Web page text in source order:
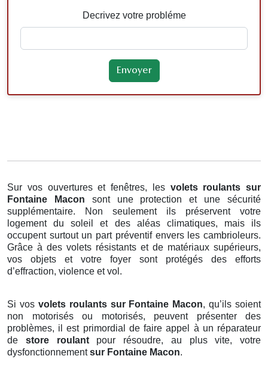
Decrivez votre probléme
Sur vos ouvertures et fenêtres, les volets roulants sur
Fontaine Macon sont une protection et une sécurité
supplémentaire. Non seulement ils préservent votre
logement du soleil et des aléas climatiques, mais ils
occupent surtout un part préventif envers les cambrioleurs.
Grâce à des volets résistants et de matériaux supérieurs,
vos objets et votre foyer sont protégés des efforts
d’effraction, violence et vol.
Si vos volets roulants sur Fontaine Macon, qu’ils soient
non motorisés ou motorisés, peuvent présenter des
problèmes, il est primordial de faire appel à un réparateur
de store roulantpour résoudre, au plus vite, votre
dysfonctionnementsur Fontaine Macon.